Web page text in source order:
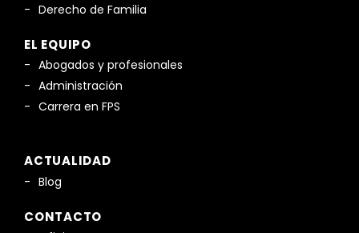
Derecho de Familia
EL EQUIPO
Abogados y profesionales
Administración
Carrera en FPS
ACTUALIDAD
Blog
CONTACTO